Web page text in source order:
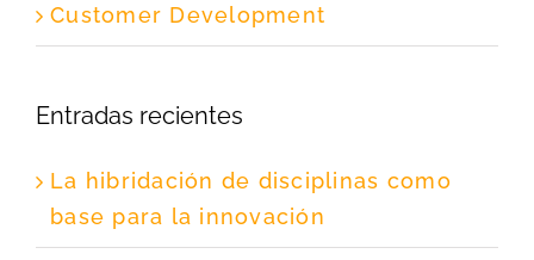
Customer Development
Entradas recientes
La hibridación de disciplinas como
base para la innovación